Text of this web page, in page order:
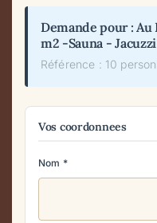
Demande pour : Au
m2 -Sauna -
Référence : 10
Vos coordonnees
Nom *